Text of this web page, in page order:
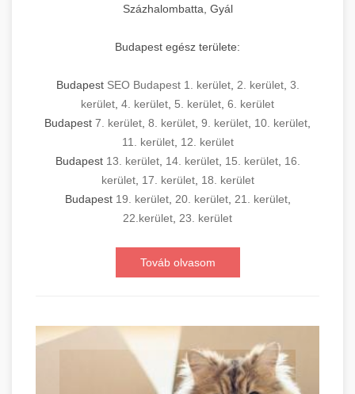
Százhalombatta, Gyál
Budapest egész területe:
Budapest SEO Budapest 1. kerület, 2. kerület, 3.
kerület, 4. kerület, 5. kerület, 6. kerület
Budapest 7. kerület, 8. kerület, 9. kerület, 10. kerület,
11. kerület, 12. kerület
Budapest 13. kerület, 14. kerület, 15. kerület, 16.
kerület, 17. kerület, 18. kerület
Budapest 19. kerület, 20. kerület, 21. kerület,
22.kerület, 23. kerület
Továb olvasom